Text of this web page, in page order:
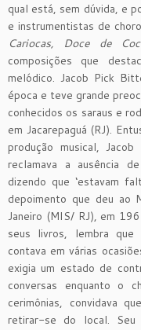
qual está, sem dúvida, e
e instrumentistas de
Cariocas, Doce de
composições que
melódico. Jacob Pick
época e teve grande
conhecidos os saraus e
em Jacarepaguá (RJ).
produção musical,
reclamava a ausência
dizendo que ‘estavam
depoimento que deu ao
Janeiro (MIS/ RJ), em
seus livros, lembra
contava em várias
exigia um estado de
conversas enquanto o
cerimônias, convidava
retirar-se do local. Seu